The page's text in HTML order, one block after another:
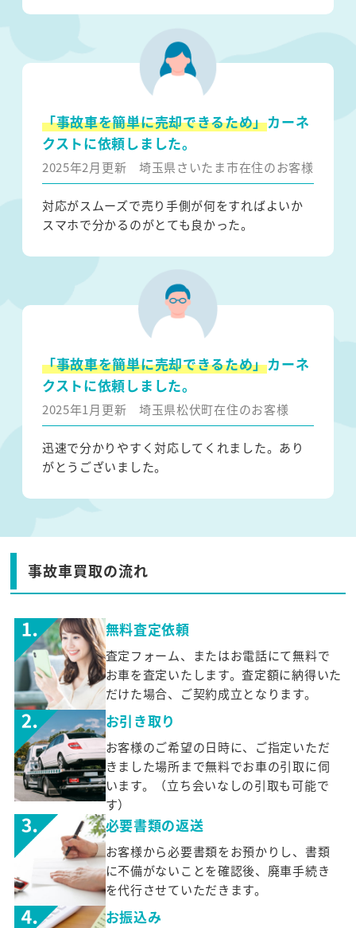
「事故車を簡単に売却できるため」カーネ
クストに依頼しました。
2025年2月更新 埼玉県さいたま市在住のお客様
対応がスムーズで売り手側が何をすればよいか
スマホで分かるのがとても良かった。
「事故車を簡単に売却できるため」カーネ
クストに依頼しました。
2025年1月更新 埼玉県松伏町在住のお客様
迅速で分かりやすく対応してくれました。あり
がとうございました。
事故車買取の流れ
無料査定依頼
査定フォーム、またはお電話にて無料で
お車を査定いたします。査定額に納得いた
だけた場合、ご契約成立となります。
お引き取り
お客様のご希望の日時に、ご指定いただ
きました場所まで無料でお車の引取に伺
います。（立ち会いなしの引取も可能で
す）
必要書類の返送
お客様から必要書類をお預かりし、書類
に不備がないことを確認後、廃車手続き
を代行させていただきます。
お振込み